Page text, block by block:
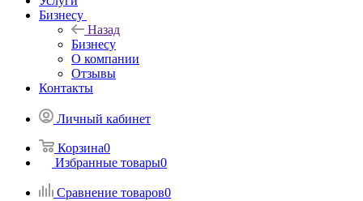
Бизнесу
Назад
Бизнесу
О компании
Отзывы
Контакты
Личный кабинет
Корзина0
Избранные товары0
Сравнение товаров0